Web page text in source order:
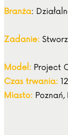
Branża:
Zadanie:
Model: Project
Czas trwania:
Miasto: Poznań,